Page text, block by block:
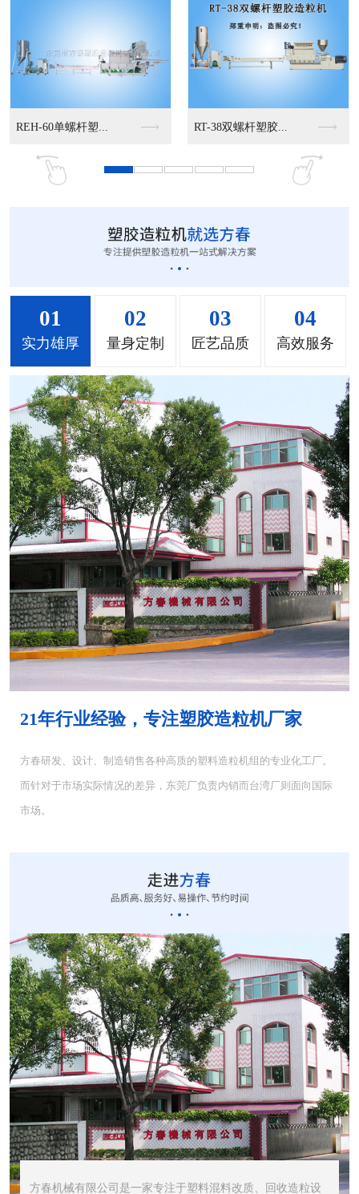
MS-50立式混色机... MS-100立式混色...
MS-200立式混色...
MH-1000立式混... MH-2000塑料混...
MH-4000塑胶混... MH-6000塑料混...
CUT-20立式切粒...
STR1000振动筛... STR600震动筛<...
01
实力雄厚
02
量身定制
03
匠艺品质
04
高效服务
21年行业经验，专注塑胶造粒机厂家
方春研发、设计、制造销售各种高质的塑料造粒机组的专业化工厂。
而针对于市场实际情况的差异，东莞厂负责内销而台湾厂则面向国际
市场。
方春机械有限公司是一家专注于塑料混料改质、回收造粒设